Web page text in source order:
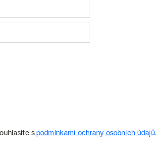
spodmínkami ochrany osobních údajů.